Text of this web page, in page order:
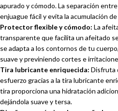
apurado y cómodo. La separación
enjuague fácil y evita la acumulación
Protector flexible y cómodo: La
transparente que facilita un afeitado
se adapta a los contornos de tu
suave y previniendo cortes e
Tira lubricante enriquecida: Disfruta
esfuerzo gracias a la tira lubricante
tira proporciona una hidratación
dejándola suave y tersa.